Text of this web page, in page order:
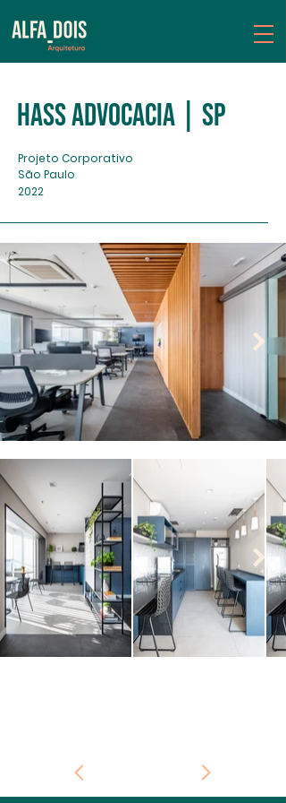
Hass Advocacia | SP
Projeto Corporativo
São Paulo
2022